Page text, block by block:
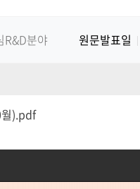
R&D분야 원문발표일
월).pdf